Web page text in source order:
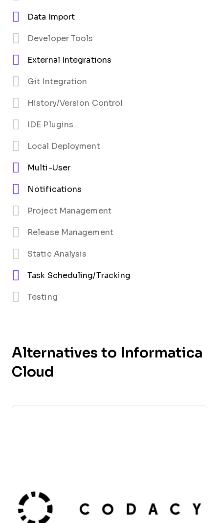
Data Import
Developer Tools
External Integrations
Git Integration
History/Version Control
IDE Plugins
Local Deployment
Multi-User
Notifications
Project Management
Release Management
Static Analysis
Task Scheduling/Tracking
Testing
Alternatives to Informatica
Cloud